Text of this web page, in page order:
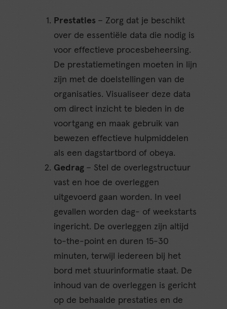
Prestaties – Zorg dat je beschikt
over de essentiële data die nodig is
voor effectieve procesbeheersing.
De prestatiemetingen moeten in lijn
zijn met de doelstellingen van de
organisaties. Visualiseer deze data
om direct inzicht te bieden in de
voortgang en maak gebruik van
bewezen effectieve hulpmiddelen
als een dagstartbord of obeya.
Gedrag – Stel de overlegstructuur
vast en hoe de overleggen
uitgevoerd gaan worden. In veel
gevallen worden dag- of weekstarts
ingericht. De overleggen zijn altijd
to-the-point en duren 15-30
minuten, terwijl iedereen bij het
bord met stuurinformatie staat. De
inhoud van de overleggen is gericht
op de behaalde prestaties en de